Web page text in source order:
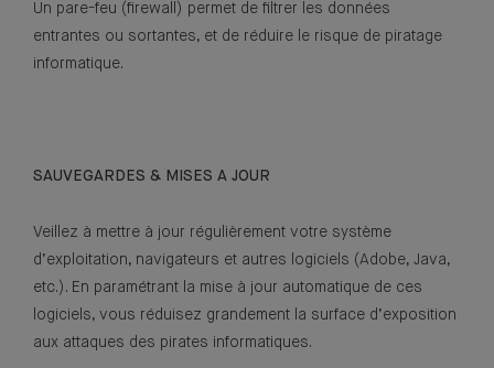
Un pare-feu (firewall) permet de filtrer les données
entrantes ou sortantes, et de réduire le risque de piratage
informatique.
SAUVEGARDES & MISES A JOUR
Veillez à mettre à jour régulièrement votre système
d’exploitation, navigateurs et autres logiciels (Adobe, Java,
etc.). En paramétrant la mise à jour automatique de ces
logiciels, vous réduisez grandement la surface d’exposition
aux attaques des pirates informatiques.